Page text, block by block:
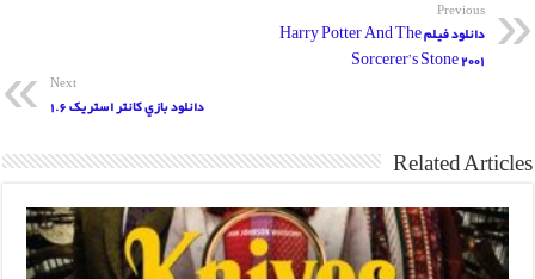
Previous
دانلود فیلم Harry Potter And The
Sorcerer’s Stone 2001
Next
دانلود بازي کانتر استريک 1.6
Related Articles